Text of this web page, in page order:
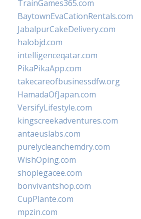
TrainGames365.com
BaytownEvaCationRentals.com
JabalpurCakeDelivery.com
halobjd.com
intelligenceqatar.com
PikaPikaApp.com
takecareofbusinessdfw.org
HamadaOfJapan.com
VersifyLifestyle.com
kingscreekadventures.com
antaeuslabs.com
purelycleanchemdry.com
WishOping.com
shoplegacee.com
bonvivantshop.com
CupPlante.com
mpzin.com